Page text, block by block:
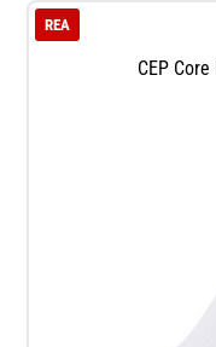
CEP
REA